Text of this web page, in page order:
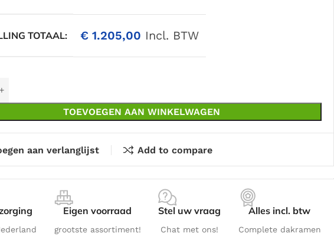
TOTAAL: € 1.205,00 Incl. BTW
TOEVOEGEN AAN WINKELWAGEN
aan verlanglijst Add to compare
Eigen voorraad
grootste assortiment!
Stel uw vraag
Chat met ons!
Alles incl. btw
Complete dakramen